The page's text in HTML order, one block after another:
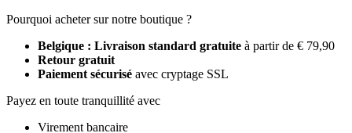
Pourquoi acheter sur notre boutique ?
Belgique : Livraison standard gratuite à partir de € 79,90
Retour gratuit
Paiement sécurisé avec cryptage SSL
Payez en toute tranquillité avec
Virement bancaire